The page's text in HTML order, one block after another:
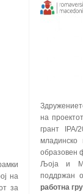
на
за
на
грант IPA/
младинско
образовен
Љоја и
поддржан
работна